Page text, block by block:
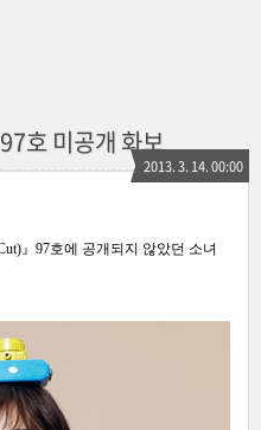
호 미공개 화보
2013. 3. 14. 00:00
』97호에 공개되지 않았던 소녀